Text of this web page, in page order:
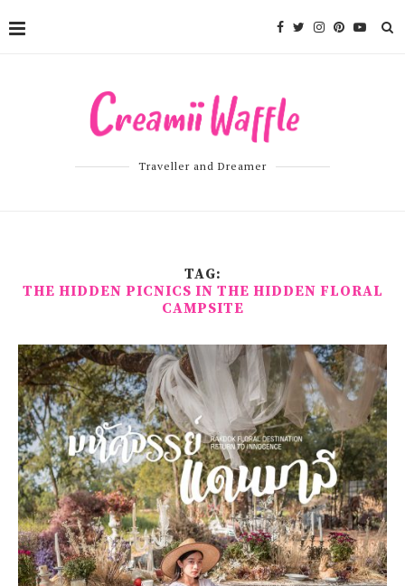
Traveller and Dreamer
TAG:
THE HIDDEN PICNICS IN THE HIDDEN FLORAL
CAMPSITE